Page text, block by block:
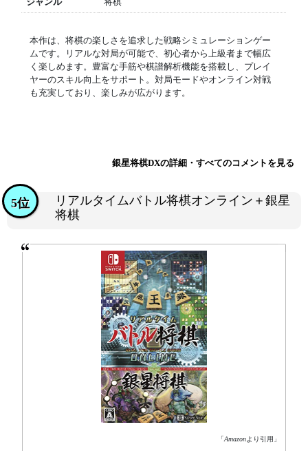
本作は、将棋の楽しさを追求した戦略シミュレーションゲー
ムです。リアルな対局が可能で、初心者から上級者まで幅広
く楽しめます。豊富な手筋や棋譜解析機能を搭載し、プレイ
ヤーのスキル向上をサポート。対局モードやオンライン対戦
も充実しており、楽しみが広がります。
銀星将棋DXの詳細・すべてのコメントを見る
リアルタイムバトル将棋オンライン＋銀星
将棋
5位
「Amazonより引用」